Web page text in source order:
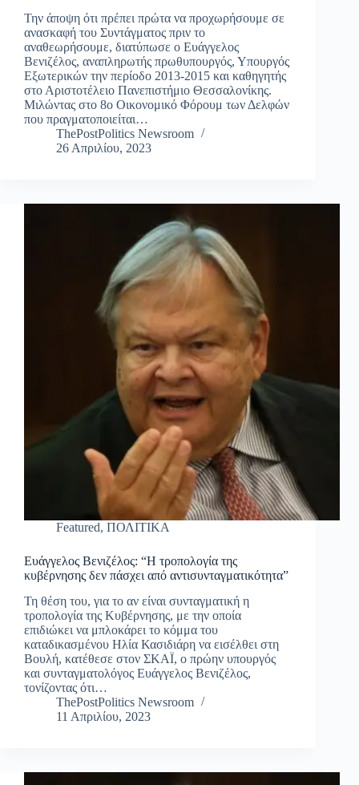
Την άποψη ότι πρέπει πρώτα να προχωρήσουμε σε
ανασκαφή του Συντάγματος πριν το
αναθεωρήσουμε, διατύπωσε ο Ευάγγελος
Βενιζέλος, αναπληρωτής πρωθυπουργός, Υπουργός
Εξωτερικών την περίοδο 2013-2015 και καθηγητής
στο Αριστοτέλειο Πανεπιστήμιο Θεσσαλονίκης.
Μιλώντας στο 8o Οικονομικό Φόρουμ των Δελφών
που πραγματοποιείται…
ThePostPolitics Newsroom
26 Απριλίου, 2023
Featured, ΠΟΛΙΤΙΚΑ
Ευάγγελος Βενιζέλος: “Η τροπολογία της
κυβέρνησης δεν πάσχει από αντισυνταγματικότητα”
Τη θέση του, για το αν είναι συνταγματική η
τροπολογία της Κυβέρνησης, με την οποία
επιδιώκει να μπλοκάρει το κόμμα του
καταδικασμένου Ηλία Κασιδιάρη να εισέλθει στη
Βουλή, κατέθεσε στον ΣΚΑΪ, ο πρώην υπουργός
και συνταγματολόγος Ευάγγελος Βενιζέλος,
τονίζοντας ότι…
ThePostPolitics Newsroom
11 Απριλίου, 2023